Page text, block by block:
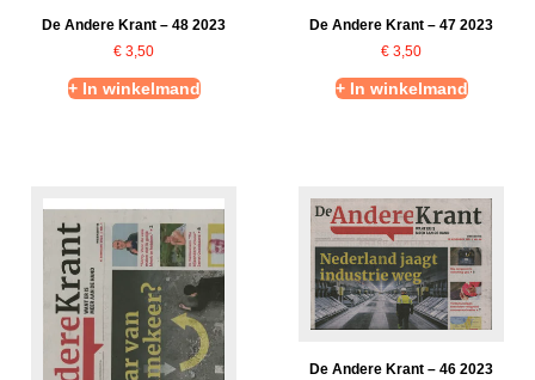
De Andere Krant – 48 2023
€ 3,50
+ In winkelmand
De Andere Krant – 47 2023
€ 3,50
+ In winkelmand
De Andere Krant – 46 2023